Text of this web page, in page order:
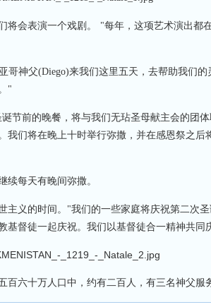
将会表演一个戏剧。 "每年，这项艺术演出都
哥神父(Diego)来我们这里五天，去帮助我们的
"
节前的晚餐，将与我们无玷圣母献主会的团体
我们将在晚上十时举行弥撒，并在感恩祭之后
续每天有晚间弥撒。
主义的时间。"我们的一些家庭将庆祝第二次
基督徒一起庆祝。我们以基督徒合一精神共同
百六十万人口中，约有二百人，有三名神父服